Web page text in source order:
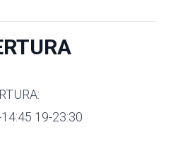
19-23:30